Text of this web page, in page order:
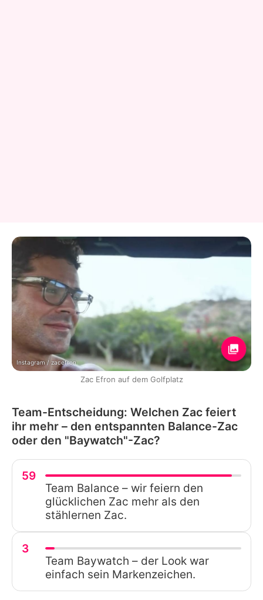
Instagram / zacefron
Zac Efron auf dem Golfplatz
Team-Entscheidung: Welchen Zac feiert
ihr mehr – den entspannten Balance-Zac
oder den "Baywatch"-Zac?
59
Team Balance – wir feiern den
glücklichen Zac mehr als den
stählernen Zac.
3
Team Baywatch – der Look war
einfach sein Markenzeichen.